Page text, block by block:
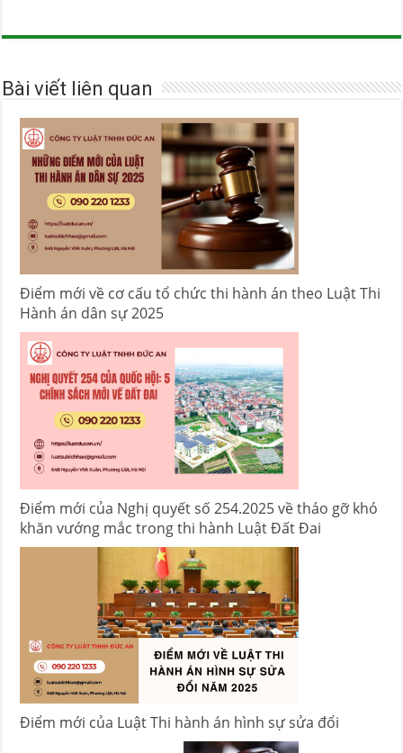
Bài viết liên quan
Điểm mới về cơ cấu tổ chức thi hành án theo Luật Thi
Hành án dân sự 2025
Điểm mới của Nghị quyết số 254.2025 về tháo gỡ khó
khăn vướng mắc trong thi hành Luật Đất Đai
Điểm mới của Luật Thi hành án hình sự sửa đổi